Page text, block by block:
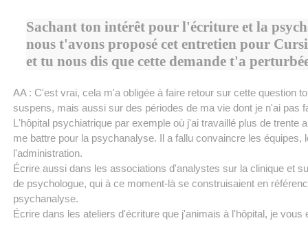
Sachant ton intérêt pour l'écriture et la
nous t'avons proposé cet entretien pour
et tu nous dis que cette demande t'a
AA : C'est vrai, cela m'a obligée à faire retour sur cette question
suspens, mais aussi sur des périodes de ma vie dont je n'ai pas
L'hôpital psychiatrique par exemple où j'ai travaillé plus de trente
me battre pour la psychanalyse. Il a fallu convaincre les équipes,
l'administration.
Écrire aussi dans les associations d'analystes sur la clinique et
de psychologue, qui à ce moment-là se construisaient en
psychanalyse.
Écrire dans les ateliers d'écriture que j'animais à l'hôpital, je vous